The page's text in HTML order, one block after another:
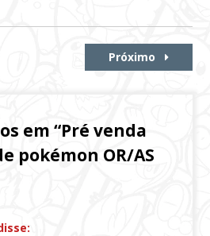
Próximo
em “Pré venda
pokémon OR/AS